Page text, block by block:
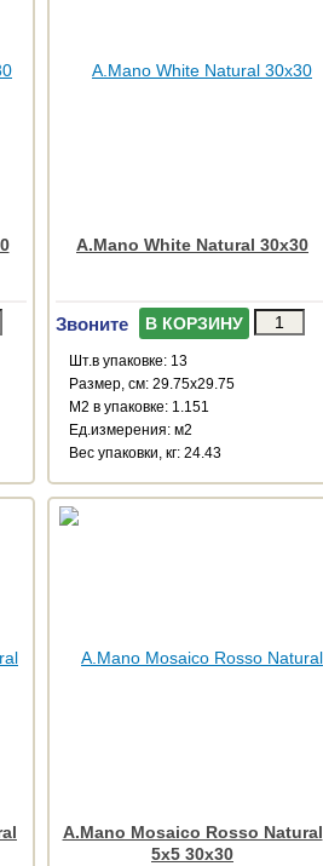
A.Mano White Natural 30x30
Звоните В КОРЗИНУ
Шт.в упаковке: 13
Размер, см: 29.75x29.75
М2 в упаковке: 1.151
Ед.измерения: м2
Веc упаковки, кг: 24.43
A.Mano Mosaico Rosso Natural
5x5 30x30